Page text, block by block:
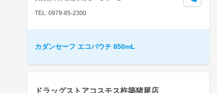
TEL: 0979-85-2300
カダンセーフ エコパウチ 850mL
ドラッグストアコスモス杵築猪尾店